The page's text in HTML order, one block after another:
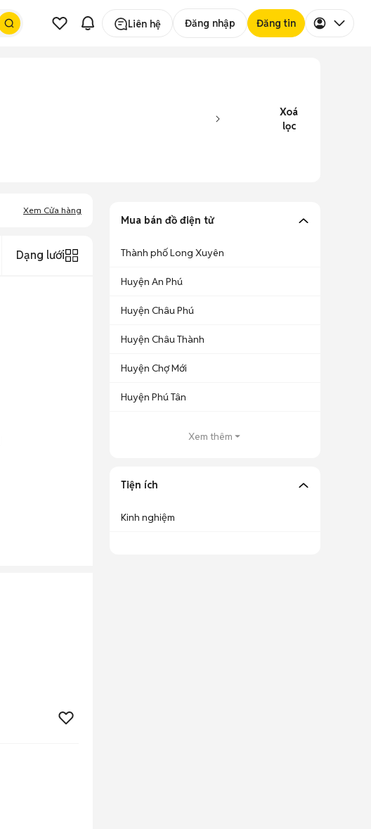
Liên hệ Đăng nhập Đăng tin
Xoá
lọc
Xem Cửa hàng
Dạng lưới
Mua bán đồ điện tử
Thành phố Long Xuyên
Huyện An Phú
Huyện Châu Phú
Huyện Châu Thành
Huyện Chợ Mới
Huyện Phú Tân
Xem thêm
Tiện ích
Kinh nghiệm